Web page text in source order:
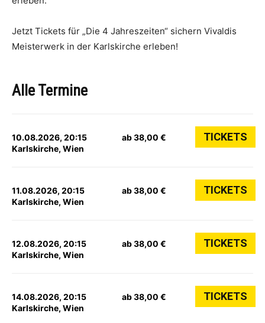
Jetzt Tickets für „Die 4 Jahreszeiten“ sichern Vivaldis
Meisterwerk in der Karlskirche erleben!
Alle Termine
10.08.2026, 20:15
Karlskirche, Wien
ab 38,00 € TICKETS
11.08.2026, 20:15
Karlskirche, Wien
ab 38,00 € TICKETS
12.08.2026, 20:15
Karlskirche, Wien
ab 38,00 € TICKETS
14.08.2026, 20:15
Karlskirche, Wien
ab 38,00 € TICKETS